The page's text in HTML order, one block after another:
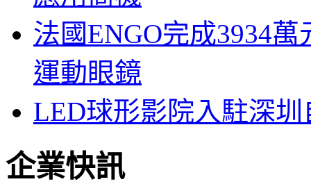
法國ENGO完成3934
運動眼鏡
LED球形影院入駐深
企業快訊